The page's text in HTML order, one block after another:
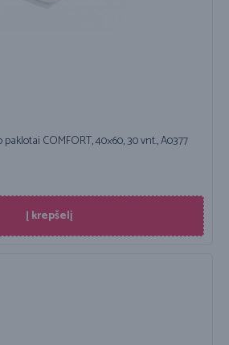
COMFORT, 40×60, 30 vnt., A0377
Į krepšelį